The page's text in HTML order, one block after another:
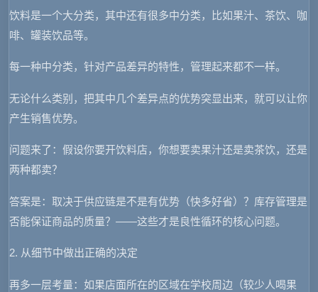
饮料是一个大分类，其中还有很多中分类，比如果汁、茶饮、咖
啡、罐装饮品等。
每一种中分类，针对产品差异的特性，管理起来都不一样。
无论什么类别，把其中几个差异点的优势突显出来，就可以让你
产生销售优势。
问题来了：假设你要开饮料店，你想要卖果汁还是卖茶饮，还是
两种都卖？
答案是：取决于供应链是不是有优势（快多好省）？库存管理是
否能保证商品的质量？——这些才是良性循环的核心问题。
2. 从细节中做出正确的决定
再多一层考量：如果店面所在的区域在学校周边（较少人喝果